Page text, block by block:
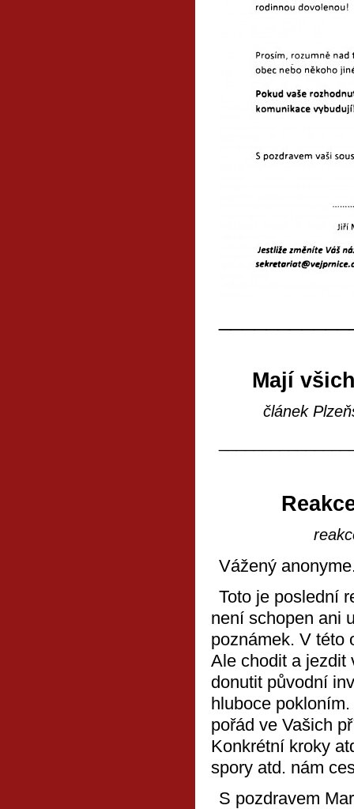
Mají
článek
Vážený
Toto je poslední
není schopen ani
poznámek. V této
Ale chodit a jezdit
donutit původní
hluboce
pořád ve Vašich
Konkrétní kroky
spory atd. nám
S pozdravem